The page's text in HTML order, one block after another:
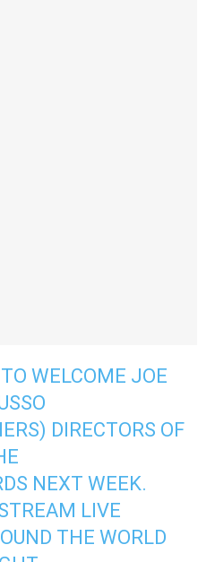
WELCOME JOE
) DIRECTORS OF
NEXT WEEK.
LIVE
THE WORLD